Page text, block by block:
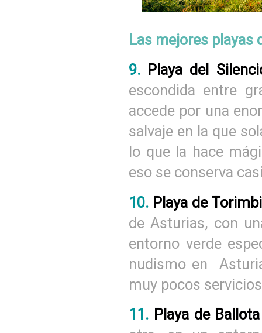
Las mejores playas
9. Playa del
escondida entre
accede por una
salvaje en la que
lo que la hace
eso se conserva
10. Playa de
de Asturias, con
entorno verde
nudismo en
muy pocos
11. Playa de